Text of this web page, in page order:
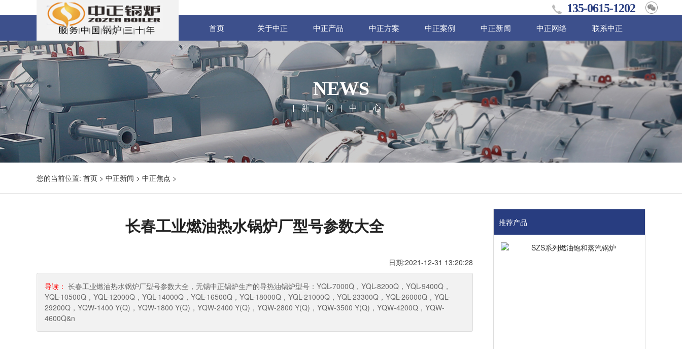
135-0615-1202
首页 关于中正 中正产品 中正方案 中正案例 中正新闻 中正网络 联系中正
NEWS
新 闻 中 心
您的当前位置: 首页 > 中正新闻 > 中正焦点 >
长春工业燃油热水锅炉厂型号参数大全
日期:2021-12-31 13:20:28
导读： 长春工业燃油热水锅炉厂型号参数大全，无锡中正锅炉生产的导热油锅炉型号：YQL-7000Q，YQL-8200Q，YQL-9400Q，
YQL-10500Q，YQL-12000Q，YQL-14000Q，YQL-16500Q，YQL-18000Q，YQL-21000Q，YQL-23300Q，YQL-26000Q，YQL-
29200Q，YQW-1400 Y(Q)，YQW-1800 Y(Q)，YQW-2400 Y(Q)，YQW-2800 Y(Q)，YQW-3500 Y(Q)，YQW-4200Q，YQW-
4600Q&n
推荐产品